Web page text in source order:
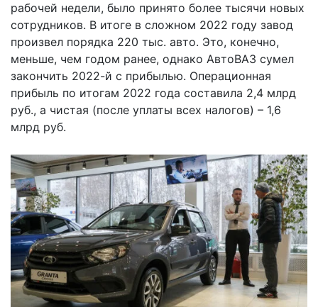
рабочей недели, было принято более тысячи новых
сотрудников. В итоге в сложном 2022 году завод
произвел порядка 220 тыс. авто. Это, конечно,
меньше, чем годом ранее, однако АвтоВАЗ сумел
закончить 2022-й с прибылью. Операционная
прибыль по итогам 2022 года составила 2,4 млрд
руб., а чистая (после уплаты всех налогов) – 1,6
млрд руб.